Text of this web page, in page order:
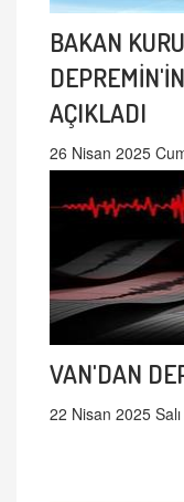
BAKAN
AÇIKLADI
26 Nisan 2025
VAN'DAN
22 Nisan 2025 Salı